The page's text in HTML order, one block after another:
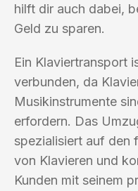
hilft dir auch dabei,
Geld zu sparen.
Ein Klaviertransport
verbunden, da
Musikinstrumente
erfordern. Das
spezialisiert auf den
von Klavieren und
Kunden mit seinem